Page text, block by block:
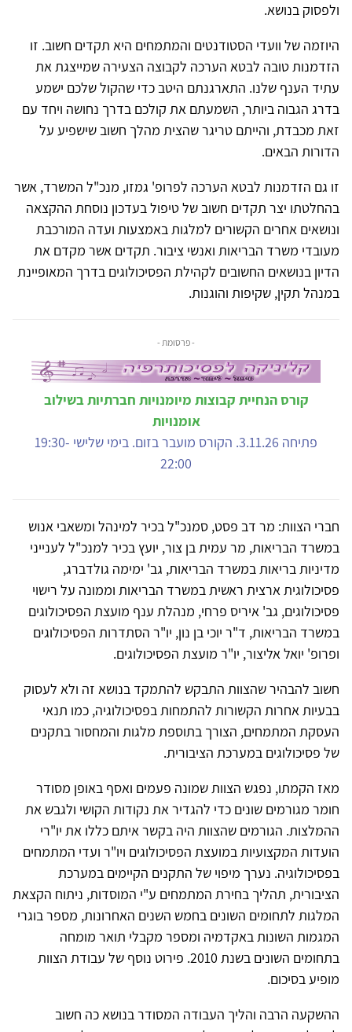
ולפסוק בנושא.
היוזמה של וועדי הסטודנטים והמתמחים היא תקדים חשוב. זו
הזדמנות טובה לבטא הערכה לקבוצה הצעירה שמייצגת את
עתיד הענף שלנו. התארגנתם היטב כדי שהקול שלכם ישמע
בדרג הגבוה ביותר, השמעתם את קולכם בדרך נחושה ויחד עם
זאת מכבדת, והייתם טריגר שהצית מהלך חשוב שישפיע על
הדורות הבאים.
זו גם הזדמנות לבטא הערכה לפרופ' גמזו, מנכ"ל המשרד, אשר
בהחלטתו יצר תקדים חשוב של טיפול בעדכון נוסחת ההקצאה
ונושאים אחרים הקשורים למלגות באמצעות ועדה המורכבת
מעובדי משרד הבריאות ואנשי ציבור. תקדים אשר מקדם את
הדיון בנושאים החשובים לקהילת הפסיכולוגים בדרך המאופיינת
במנהל תקין, שקיפות והוגנות.
- פרסומת -
קורס הנחיית קבוצות מיומנויות חברתיות בשילוב
אומנויות
פתיחה 3.11.26. הקורס מועבר בזום. בימי שלישי 19:30-
22:00
חברי הצוות: מר דב פסט, סמנכ"ל בכיר למינהל ומשאבי אנוש
במשרד הבריאות, מר עמית בן צור, יועץ בכיר למנכ"ל לענייני
מדיניות בריאות במשרד הבריאות, גב' ימימה גולדברג,
פסיכולוגית ארצית ראשית במשרד הבריאות וממונה על רישוי
פסיכולוגים, גב' איריס פרחי, מנהלת ענף מועצת הפסיכולוגים
במשרד הבריאות, ד"ר יוכי בן נון, יו"ר הסתדרות הפסיכולוגים
ופרופ' יואל אליצור, יו"ר מועצת הפסיכולוגים.
חשוב להבהיר שהצוות התבקש להתמקד בנושא זה ולא לעסוק
בבעיות אחרות הקשורות להתמחות בפסיכולוגיה, כמו תנאי
העסקת המתמחים, הצורך בתוספת מלגות והמחסור בתקנים
של פסיכולוגים במערכת הציבורית.
מאז הקמתו, נפגש הצוות שמונה פעמים ואסף באופן מסודר
חומר מגורמים שונים כדי להגדיר את נקודות הקושי ולגבש את
ההמלצות. הגורמים שהצוות היה בקשר איתם כללו את יו"רי
הועדות המקצועיות במועצת הפסיכולוגים ויו"ר ועדי המתמחים
בפסיכולוגיה. נערך מיפוי של התקנים הקיימים במערכת
הציבורית, תהליך בחירת המתמחים ע"י המוסדות, ניתוח הקצאת
המלגות לתחומים השונים בחמש השנים האחרונות, מספר בוגרי
המגמות השונות באקדמיה ומספר מקבלי תואר מומחה
בתחומים השונים בשנת 2010. פירוט נוסף של עבודת הצוות
מופיע בסיכום.
ההשקעה הרבה והליך העבודה המסודר בנושא כה חשוב